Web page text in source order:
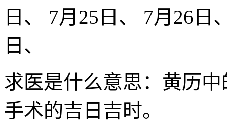
日、 7月25日、 7月26日
日、
求医是什么意思：‌黄历
手术的吉日吉时‌。